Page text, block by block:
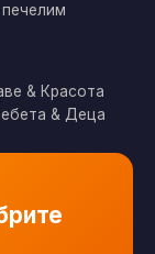
печелим
& Красота
& Деца